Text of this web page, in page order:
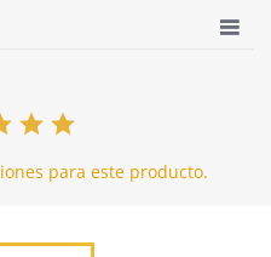
para este producto.